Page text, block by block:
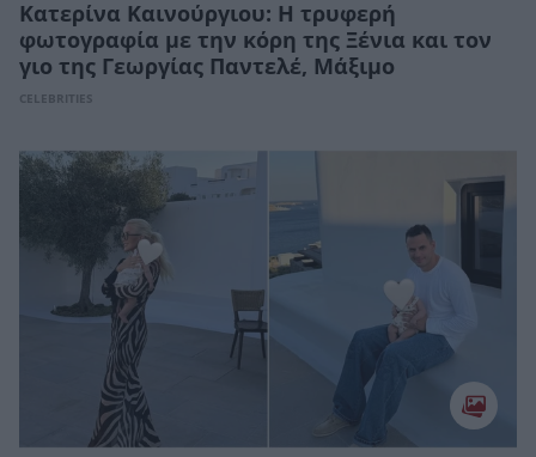
Kατερίνα Καινούργιου: Η τρυφερή
φωτογραφία με την κόρη της Ξένια και τον
γιο της Γεωργίας Παντελέ, Μάξιμο
CELEBRITIES